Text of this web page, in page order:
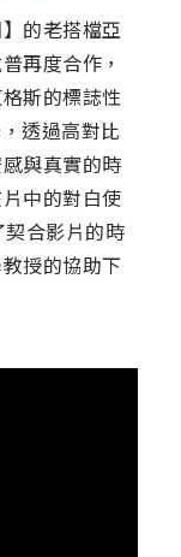
的老搭檔亞
再度合作，
斯的標誌性
透過高對比
與真實的時
中的對白使
合影片的時
授的協助下